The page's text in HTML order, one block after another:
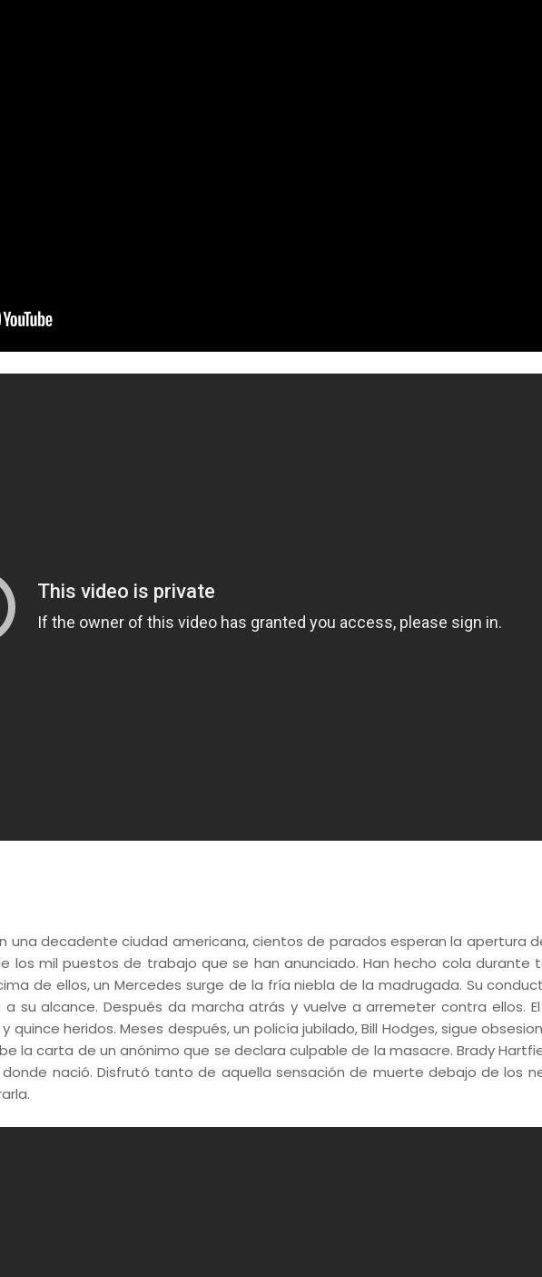
una decadente ciudad americana, cientos de parados esperan la apertura
los mil puestos de trabajo que se han anunciado. Han hecho cola durante
de ellos, un Mercedes surge de la fría niebla de la madrugada. Su
su alcance. Después da marcha atrás y vuelve a arremeter contra ellos.
heridos. Meses después, un policía jubilado, Bill Hodges, sigue
la carta de un anónimo que se declara culpable de la masacre. Brady
nació. Disfrutó tanto de aquella sensación de muerte debajo de los